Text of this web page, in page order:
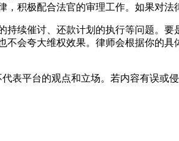
积极配合法官的审理工作。如果对法
续催讨、还款计划的执行等问题。
不会夸大维权效果。律师会根据你的
表平台的观点和立场。若内容有误或